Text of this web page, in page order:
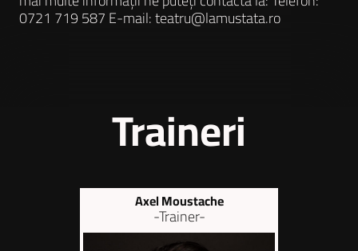
0721 719 587 E-mail:teatru@lamustata.ro
Traineri
Axel Moustache
-Trainer-